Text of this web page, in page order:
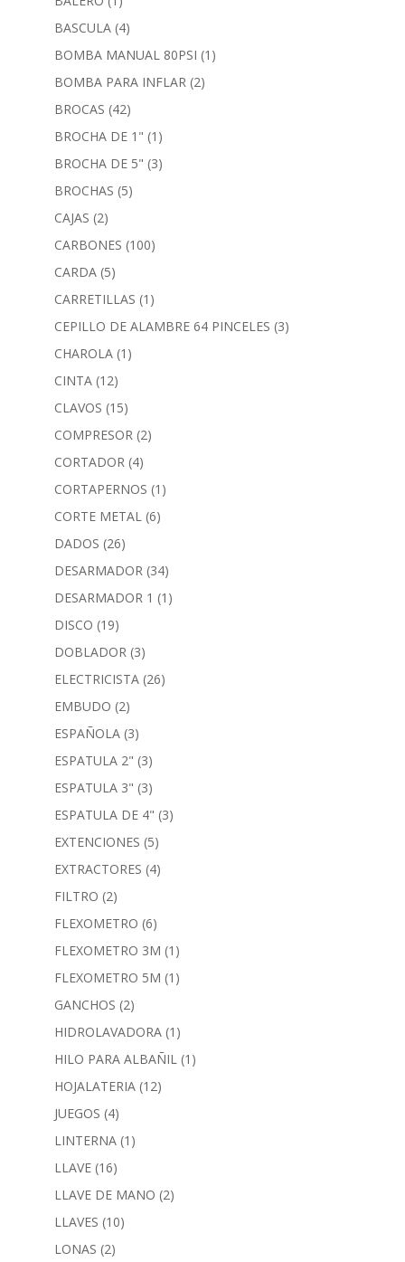
BASCULA (4)
BOMBA MANUAL 80PSI (1)
BOMBA PARA INFLAR (2)
BROCAS (42)
BROCHA DE 1" (1)
BROCHA DE 5" (3)
BROCHAS (5)
CAJAS (2)
CARBONES (100)
CARDA (5)
CARRETILLAS (1)
CEPILLO DE ALAMBRE 64 PINCELES (3)
CHAROLA (1)
CINTA (12)
CLAVOS (15)
COMPRESOR (2)
CORTADOR (4)
CORTAPERNOS (1)
CORTE METAL (6)
DADOS (26)
DESARMADOR (34)
DESARMADOR 1 (1)
DISCO (19)
DOBLADOR (3)
ELECTRICISTA (26)
EMBUDO (2)
ESPAÑOLA (3)
ESPATULA 2" (3)
ESPATULA 3" (3)
ESPATULA DE 4" (3)
EXTENCIONES (5)
EXTRACTORES (4)
FILTRO (2)
FLEXOMETRO (6)
FLEXOMETRO 3M (1)
FLEXOMETRO 5M (1)
GANCHOS (2)
HIDROLAVADORA (1)
HILO PARA ALBAÑIL (1)
HOJALATERIA (12)
JUEGOS (4)
LINTERNA (1)
LLAVE (16)
LLAVE DE MANO (2)
LLAVES (10)
LONAS (2)